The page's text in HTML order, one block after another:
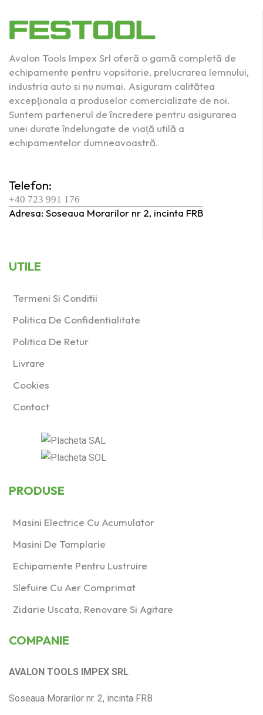
Avalon Tools Impex Srl oferă o gamă completă de
echipamente pentru vopsitorie, prelucrarea lemnului,
industria auto si nu numai. Asiguram calitătea
excepţionala a produselor comercializate de noi.
Suntem partenerul de încredere pentru asigurarea
unei durate îndelungate de viaţă utilă a
echipamentelor dumneavoastră.
Telefon:
+40 723 991 176
Adresa: Soseaua Morarilor nr 2, incinta FRB
UTILE
Termeni Si Conditii
Politica De Confidentialitate
Politica De Retur
Livrare
Cookies
Contact
PRODUSE
Masini Electrice Cu Acumulator
Masini De Tamplarie
Echipamente Pentru Lustruire
Slefuire Cu Aer Comprimat
Zidarie Uscata, Renovare Si Agitare
COMPANIE
AVALON TOOLS IMPEX SRL
Soseaua Morarilor nr. 2, incinta FRB